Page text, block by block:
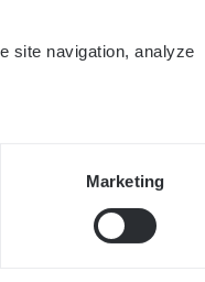
site navigation, analyze
Marketing